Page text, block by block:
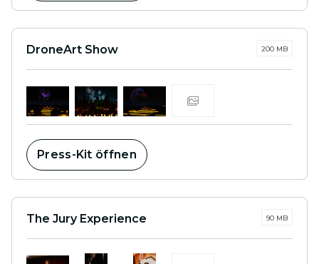
DroneArt Show 200 MB
Press-Kit öffnen
The Jury Experience 90 MB